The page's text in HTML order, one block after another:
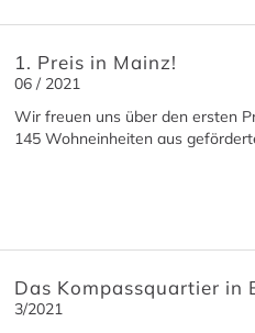
1. Preis in Mainz!
06 / 2021
Wir freuen uns über den ersten
145 Wohneinheiten aus
Das Kompassquartier in
3/2021